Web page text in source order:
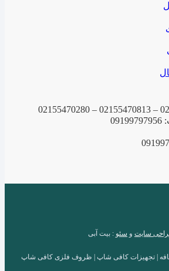
سایت و سئو : بیت آبی
| تجهیزات کافی شاپ | ظروف فلزی کافی شاپ